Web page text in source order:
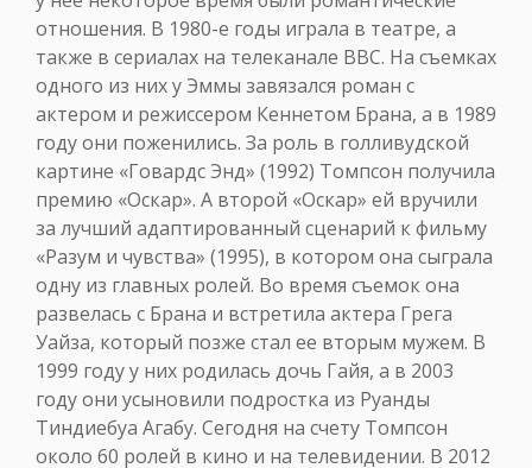
отношения. В 1980-е годы играла в театре, а
также в сериалах на телеканале ВВС. На съемках
одного из них у Эммы завязался роман с
актером и режиссером Кеннетом Брана, а в 1989
году они поженились. За роль в голливудской
картине «Говардс Энд» (1992) Томпсон получила
премию «Оскар». А второй «Оскар» ей вручили
за лучший адаптированный сценарий к фильму
«Разум и чувства» (1995), в котором она сыграла
одну из главных ролей. Во время съемок она
развелась с Брана и встретила актера Грега
Уайза, который позже стал ее вторым мужем. В
1999 году у них родилась дочь Гайя, а в 2003
году они усыновили подростка из Руанды
Тиндиебуа Агабу. Сегодня на счету Томпсон
около 60 ролей в кино и на телевидении. В 2012